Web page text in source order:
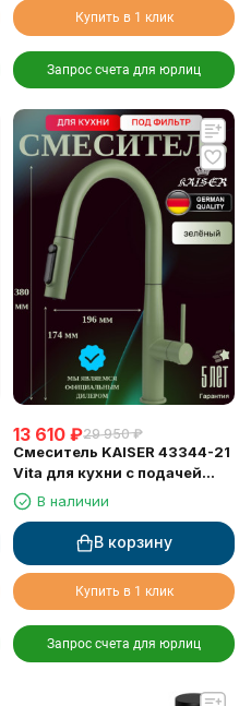
Купить в 1 клик
Запрос счета для юрлиц
13 610 ₽29 950 ₽
Смеситель KAISER 43344-21
Vita для кухни с подачей
фильтрованной воды
В наличии
В корзину
Купить в 1 клик
Запрос счета для юрлиц